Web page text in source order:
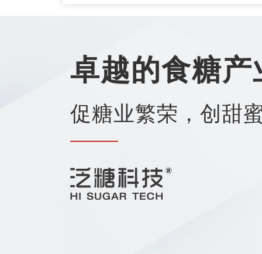
卓越的食糖
促糖业繁荣，创甜